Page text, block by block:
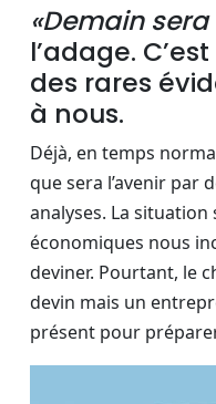
«Demain
l’adage.
des rares
à nous.
Déjà, en temps
que sera l’avenir par
analyses. La
économiques nous
deviner. Pourtant, le
devin mais un
présent pour